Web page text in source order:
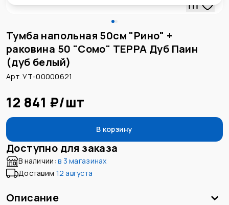
Тумба напольная 50см "Рино" +
раковина 50 "Сомо" ТЕРРА Дуб Паин
(дуб белый)
Арт. УТ-00000621
12 841 ₽/шт
В корзину
Доступно для заказа
В наличии: в 3 магазинах
Доставим 12 августа
Описание